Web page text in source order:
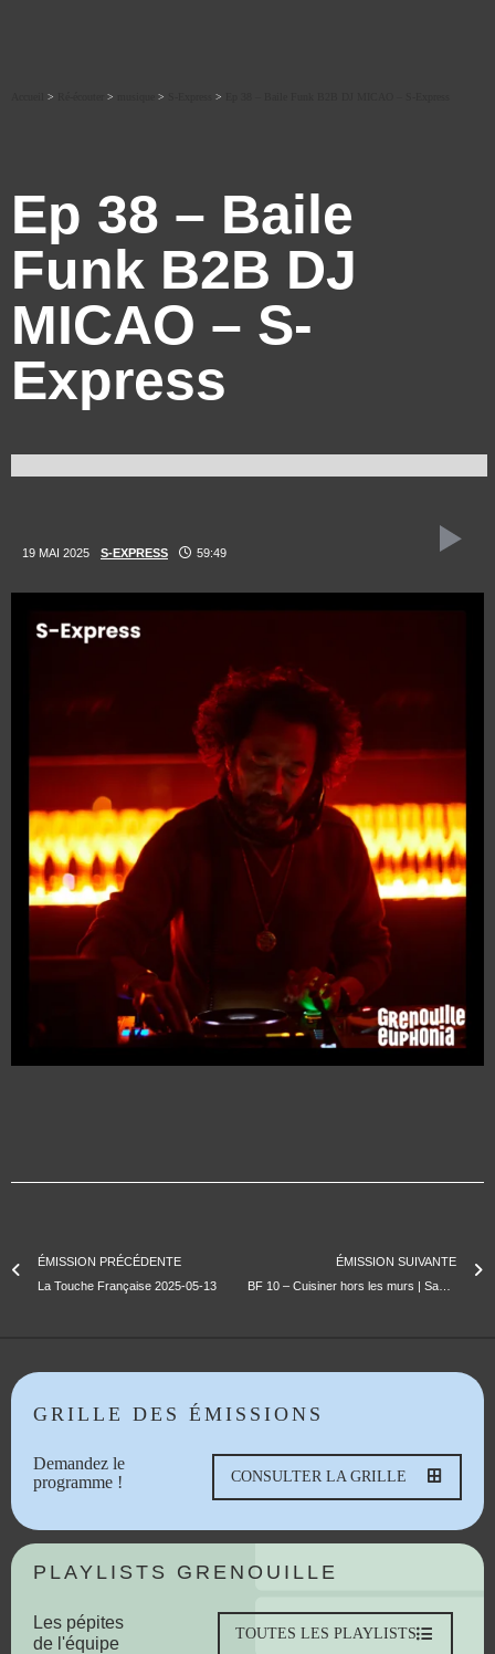
> > > >
Ep 38 – Baile
Funk B2B DJ
MICAO – S-
Express
19 MAI 2025 S-EXPRESS 59:49
ÉMISSION PRÉCÉDENTE
La Touche Française 2025-05-13
ÉMISSION SUIVANTE
BF 10 – Cuisiner hors les murs | Santi de Fueguito et Prosper
GRILLE DES ÉMISSIONS
Demandez le
programme !
CONSULTER LA GRILLE
PLAYLISTS GRENOUILLE
Les pépites
de l'équipe
TOUTES LES PLAYLISTS